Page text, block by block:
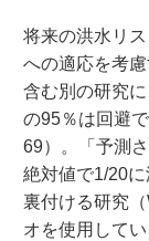
将来の洪水リ
への適応を考
含む別の研究
の95％は回避
69）。「予測
絶対値で1/20
裏付ける研究
オを使用して